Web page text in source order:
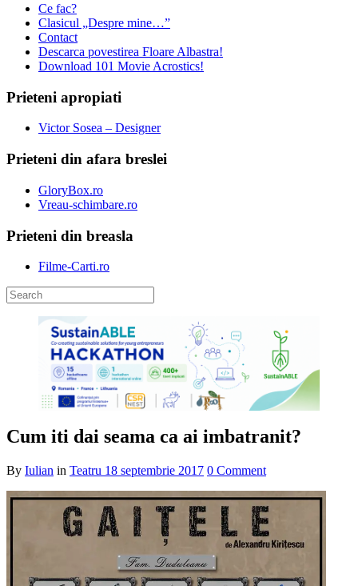
Ce fac?
Clasicul „Despre mine…”
Contact
Descarca povestirea Floare Albastra!
Download 101 Movie Acrostics!
Prieteni apropiati
Victor Sosea – Designer
Prieteni din afara breslei
GloryBox.ro
Vreau-schimbare.ro
Prieteni din breasla
Filme-Carti.ro
Cum iti dai seama ca ai imbatranit?
By Iulian in Teatru 18 septembrie 2017 0 Comment